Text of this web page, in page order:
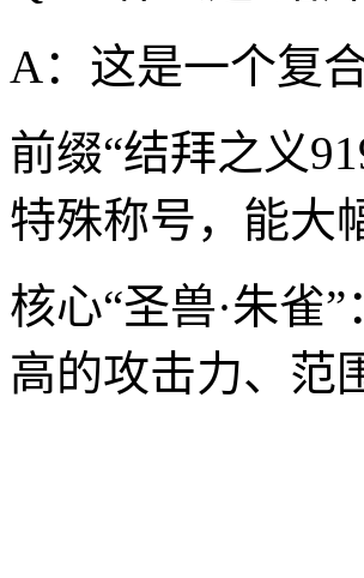
A：这是一个复
前缀“结拜之义
特殊称号，能大
核心“圣兽·朱雀
高的攻击力、范